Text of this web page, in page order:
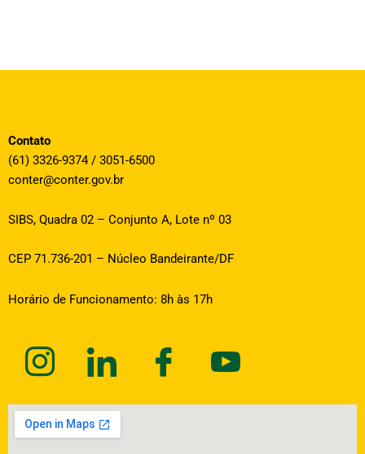
Contato
(61) 3326-9374 / 3051-6500
conter@conter.gov.br
SIBS, Quadra 02 – Conjunto A, Lote nº 03
CEP 71.736-201 – Núcleo Bandeirante/DF
Horário de Funcionamento: 8h às 17h